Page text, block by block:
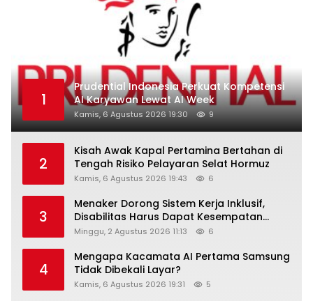
1
Prudential Indonesia Perkuat Kompetensi
AI Karyawan Lewat AI Week
Kamis, 6 Agustus 2026 19:30 9
2
Kisah Awak Kapal Pertamina Bertahan di
Tengah Risiko Pelayaran Selat Hormuz
Kamis, 6 Agustus 2026 19:43 6
3
Menaker Dorong Sistem Kerja Inklusif,
Disabilitas Harus Dapat Kesempatan
Setara
Minggu, 2 Agustus 2026 11:13 6
4
Mengapa Kacamata AI Pertama Samsung
Tidak Dibekali Layar?
Kamis, 6 Agustus 2026 19:31 5